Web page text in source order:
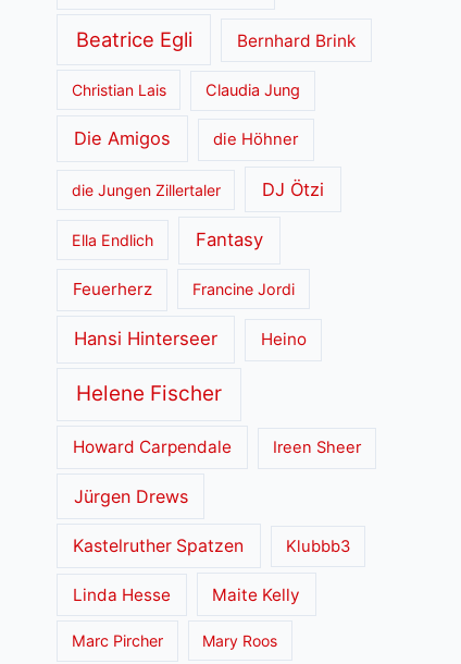
Beatrice Egli Bernhard Brink
Christian Lais Claudia Jung
Die Amigos die Höhner
die Jungen Zillertaler DJ Ötzi
Ella Endlich Fantasy
Feuerherz Francine Jordi
Hansi Hinterseer Heino
Helene Fischer
Howard Carpendale Ireen Sheer
Jürgen Drews
Kastelruther Spatzen Klubbb3
Linda Hesse Maite Kelly
Marc Pircher Mary Roos